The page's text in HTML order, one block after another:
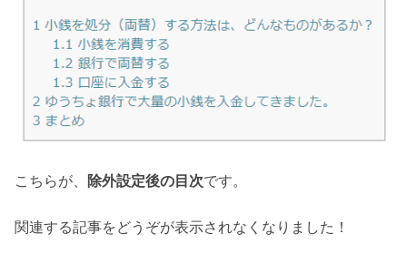
こちらが、 除外設定後の目次です。
関連する記事をどうぞが表示されなくなりました！